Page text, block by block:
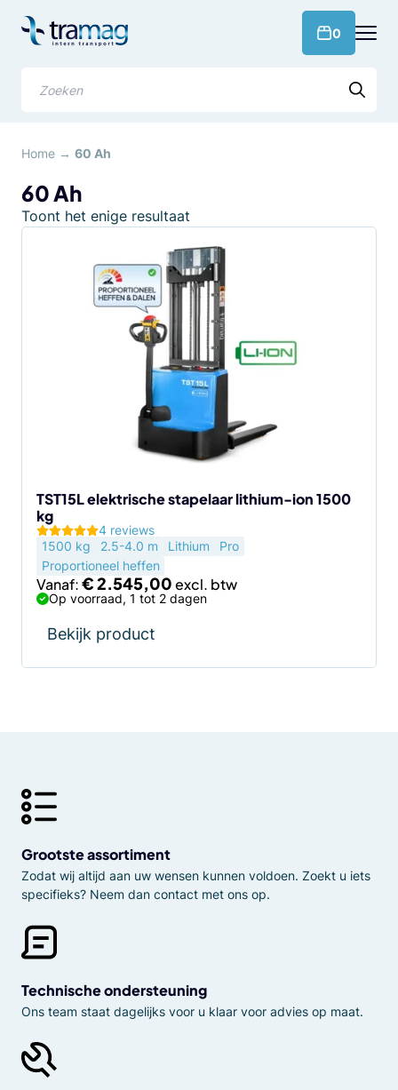
naar
0
Home → 60 Ah
60 Ah
Toont het enige resultaat
TST15L elektrische stapelaar lithium-ion 1500
kg
4 reviews
1500 kg
2.5-4.0 m Lithium
Pro
Proportioneel heffen
Vanaf:€2.545,00
Op voorraad, 1 tot 2 dagen
Bekijk product
de
productpagina
Grootste assortiment
Zodat wij altijd aan uw wensen kunnen voldoen. Zoekt u iets
specifieks? Neem dan contact met ons op.
Technische ondersteuning
Ons team staat dagelijks voor u klaar voor advies op maat.